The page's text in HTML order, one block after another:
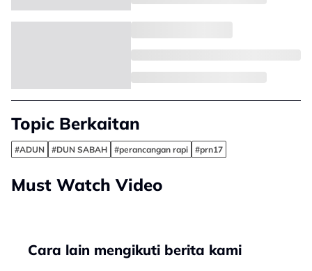
Topic Berkaitan
#ADUN #DUN SABAH #perancangan rapi #prn17
Must Watch Video
Cara lain mengikuti berita kami